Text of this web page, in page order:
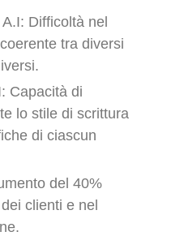
Difficoltà nel
tra diversi
Capacità di
lo stile di scrittura
di ciascun
del 40%
clienti e nel